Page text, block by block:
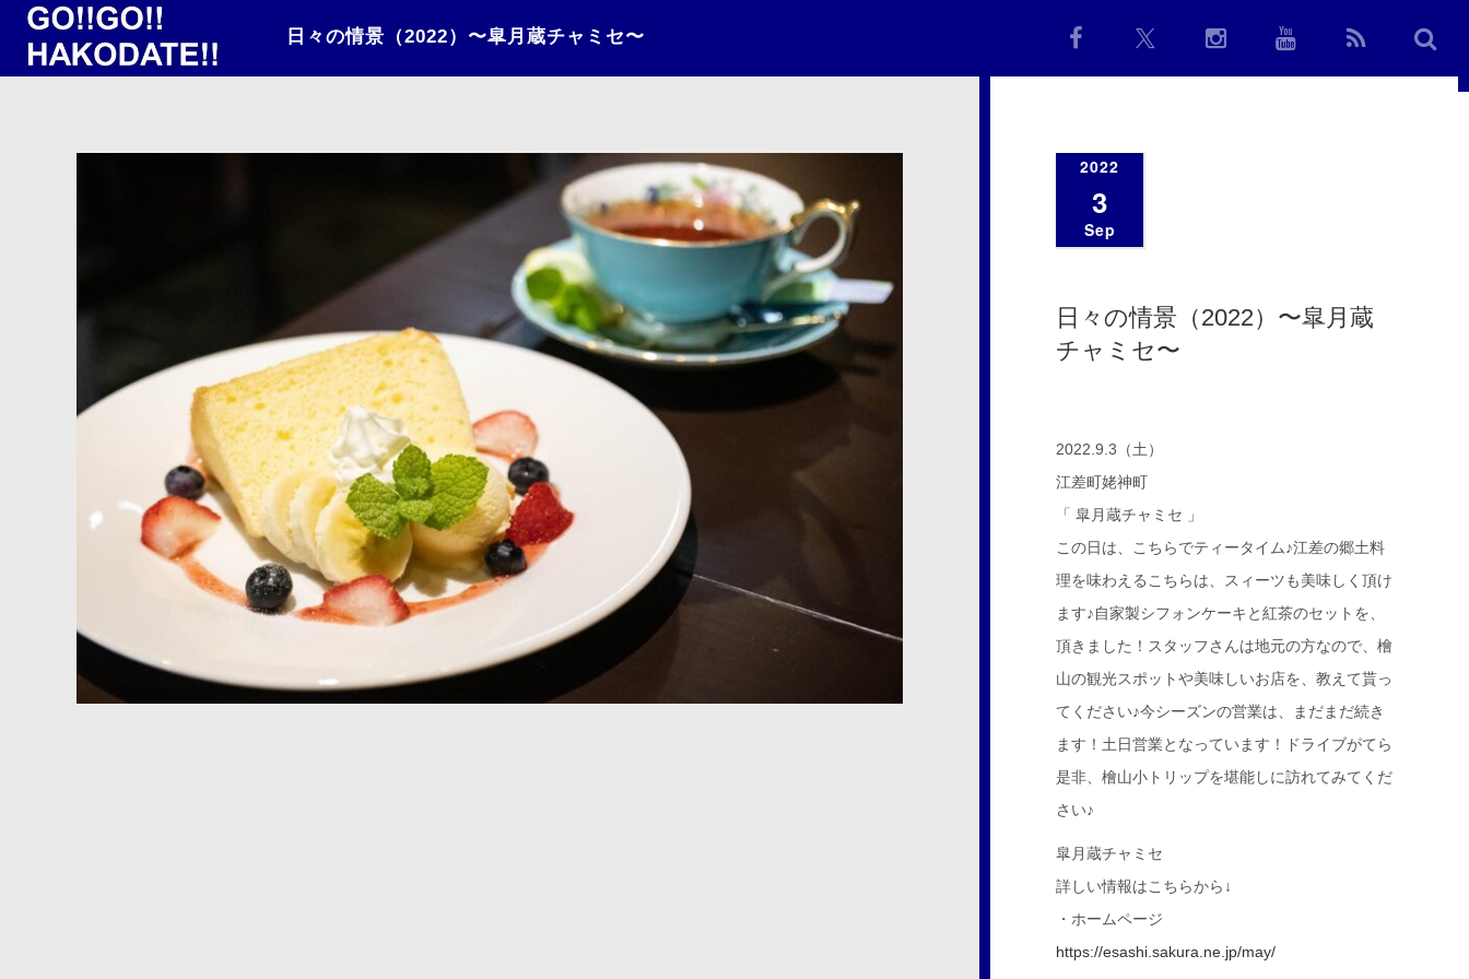
日々の情景（2022）〜皐月蔵チャミセ〜
2022
3
Sep
日々の情景（2022）〜皐月蔵
チャミセ〜
2022.9.3（土）
江差町姥神町
「 皐月蔵チャミセ 」
この日は、こちらでティータイム♪江差の郷土料
理を味わえるこちらは、スィーツも美味しく頂け
ます♪自家製シフォンケーキと紅茶のセットを、
頂きました！スタッフさんは地元の方なので、檜
山の観光スポットや美味しいお店を、教えて貰っ
てください♪今シーズンの営業は、まだまだ続き
ます！土日営業となっています！ドライブがてら
是非、檜山小トリップを堪能しに訪れてみてくだ
さい♪
皐月蔵チャミセ
詳しい情報はこちらから↓
・ホームページ
https://esashi.sakura.ne.jp/may/